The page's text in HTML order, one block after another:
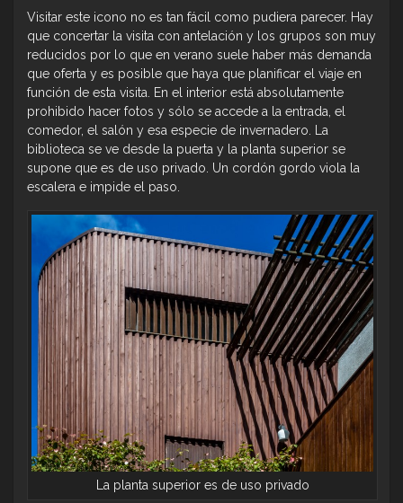
Visitar este icono no es tan fácil como pudiera parecer. Hay
que concertar la visita con antelación y los grupos son muy
reducidos por lo que en verano suele haber más demanda
que oferta y es posible que haya que planificar el viaje en
función de esta visita. En el interior está absolutamente
prohibido hacer fotos y sólo se accede a la entrada, el
comedor, el salón y esa especie de invernadero. La
biblioteca se ve desde la puerta y la planta superior se
supone que es de uso privado. Un cordón gordo viola la
escalera e impide el paso.
La planta superior es de uso privado